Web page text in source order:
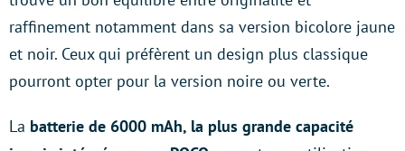
raffinement notamment dans sa version bicolore jaune
et noir. Ceux qui préfèrent un design plus classique
pourront opter pour la version noire ou verte.
La batterie de 6000 mAh, la plus grande capacité